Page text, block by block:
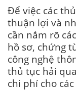
Để việc các
thuận lợi và
cần nắm rõ
hồ sơ, chứng
công nghệ
thủ tục hải
chi phí cho